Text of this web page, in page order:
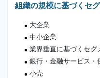
組織の規模に基づくセ
大企業
中小企業
業界垂直に基づくセグ
銀行・金融サービス・
小売